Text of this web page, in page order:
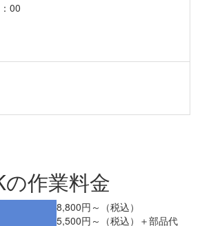
00
の作業料金
8,800円～（税込）
5,500円～（税込）＋部品代